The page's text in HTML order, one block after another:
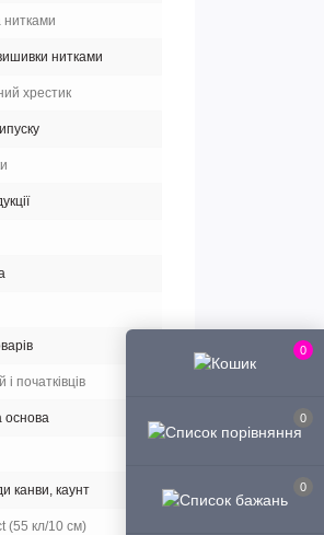
0
0
0
нитками
хрестик
і початківців
основа
канви, каунт
(55 кл/10 см)